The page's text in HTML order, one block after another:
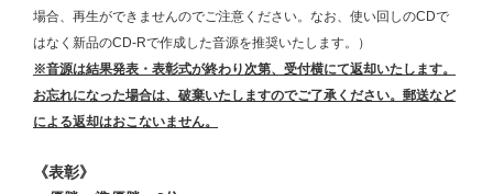
場合、再生ができませんのでご注意ください。なお、使い回しのCDで
はなく新品のCD-Rで作成した音源を推奨いたします。）
※音源は結果発表・表彰式が終わり次第、受付横にて返却いたします。
お忘れになった場合は、破棄いたしますのでご了承ください。郵送など
による返却はおこないません。
《表彰》